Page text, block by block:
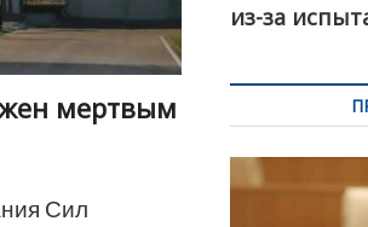
мертвым
Сил
из-за